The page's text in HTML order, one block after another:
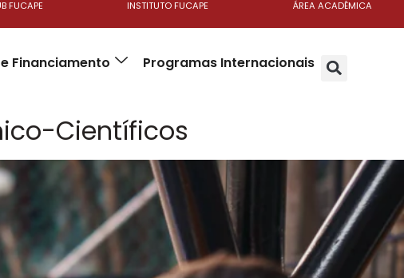
FUCAPE INSTITUTO FUCAPE ÁREA ACADÊMICA
Financiamento Programas Internacionais
Científicos